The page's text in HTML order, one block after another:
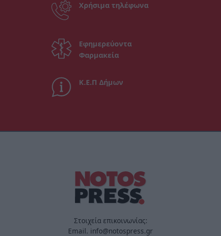
Χρήσιμα τηλέφωνα
Εφημερεύοντα
Φαρμακεία
Κ.Ε.Π Δήμων
Στοιχεία επικοινωνίας:
Email. info@notospress.gr